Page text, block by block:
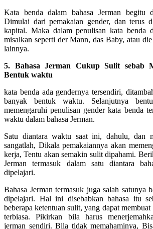
Kata benda dalam bahasa Jerman begitu
Dimulai dari pemakaian gender, dan terus
kapital. Maka dalam penulisan kata benda
misalkan seperti der Mann, das Baby, atau
lainnya.
5. Bahasa Jerman Cukup Sulit sebab
Bentuk waktu
kata benda ada gendernya tersendiri,
banyak bentuk waktu. Selanjutnya
memengaruhi penulisan gender kata benda
waktu dalam bahasa Jerman.
Satu diantara waktu saat ini, dahulu, dan
sangatlah, Dikala pemakaiannya akan
kerja, Tentu akan semakin sulit dipahami.
Jerman termasuk dalam satu diantara
dipelajari.
Bahasa Jerman termasuk juga salah satunya
dipelajari. Hal ini disebabkan bahasa itu
beberapa ketentuan sulit, yang dapat
terbiasa. Pikirkan bila harus
jerman sendiri. Bila tidak memahaminya,